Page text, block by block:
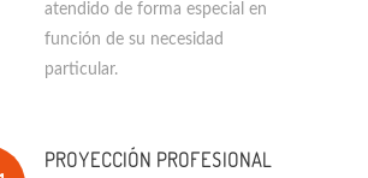
atendido de forma especial en
función de su necesidad
particular.
PROYECCIÓN PROFESIONAL